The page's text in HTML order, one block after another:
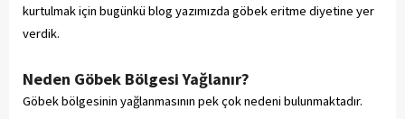
kurtulmak için bugünkü blog yazımızda göbek eritme diyetine yer
verdik.
Neden Göbek Bölgesi Yağlanır?
Göbek bölgesinin yağlanmasının pek çok nedeni bulunmaktadır.